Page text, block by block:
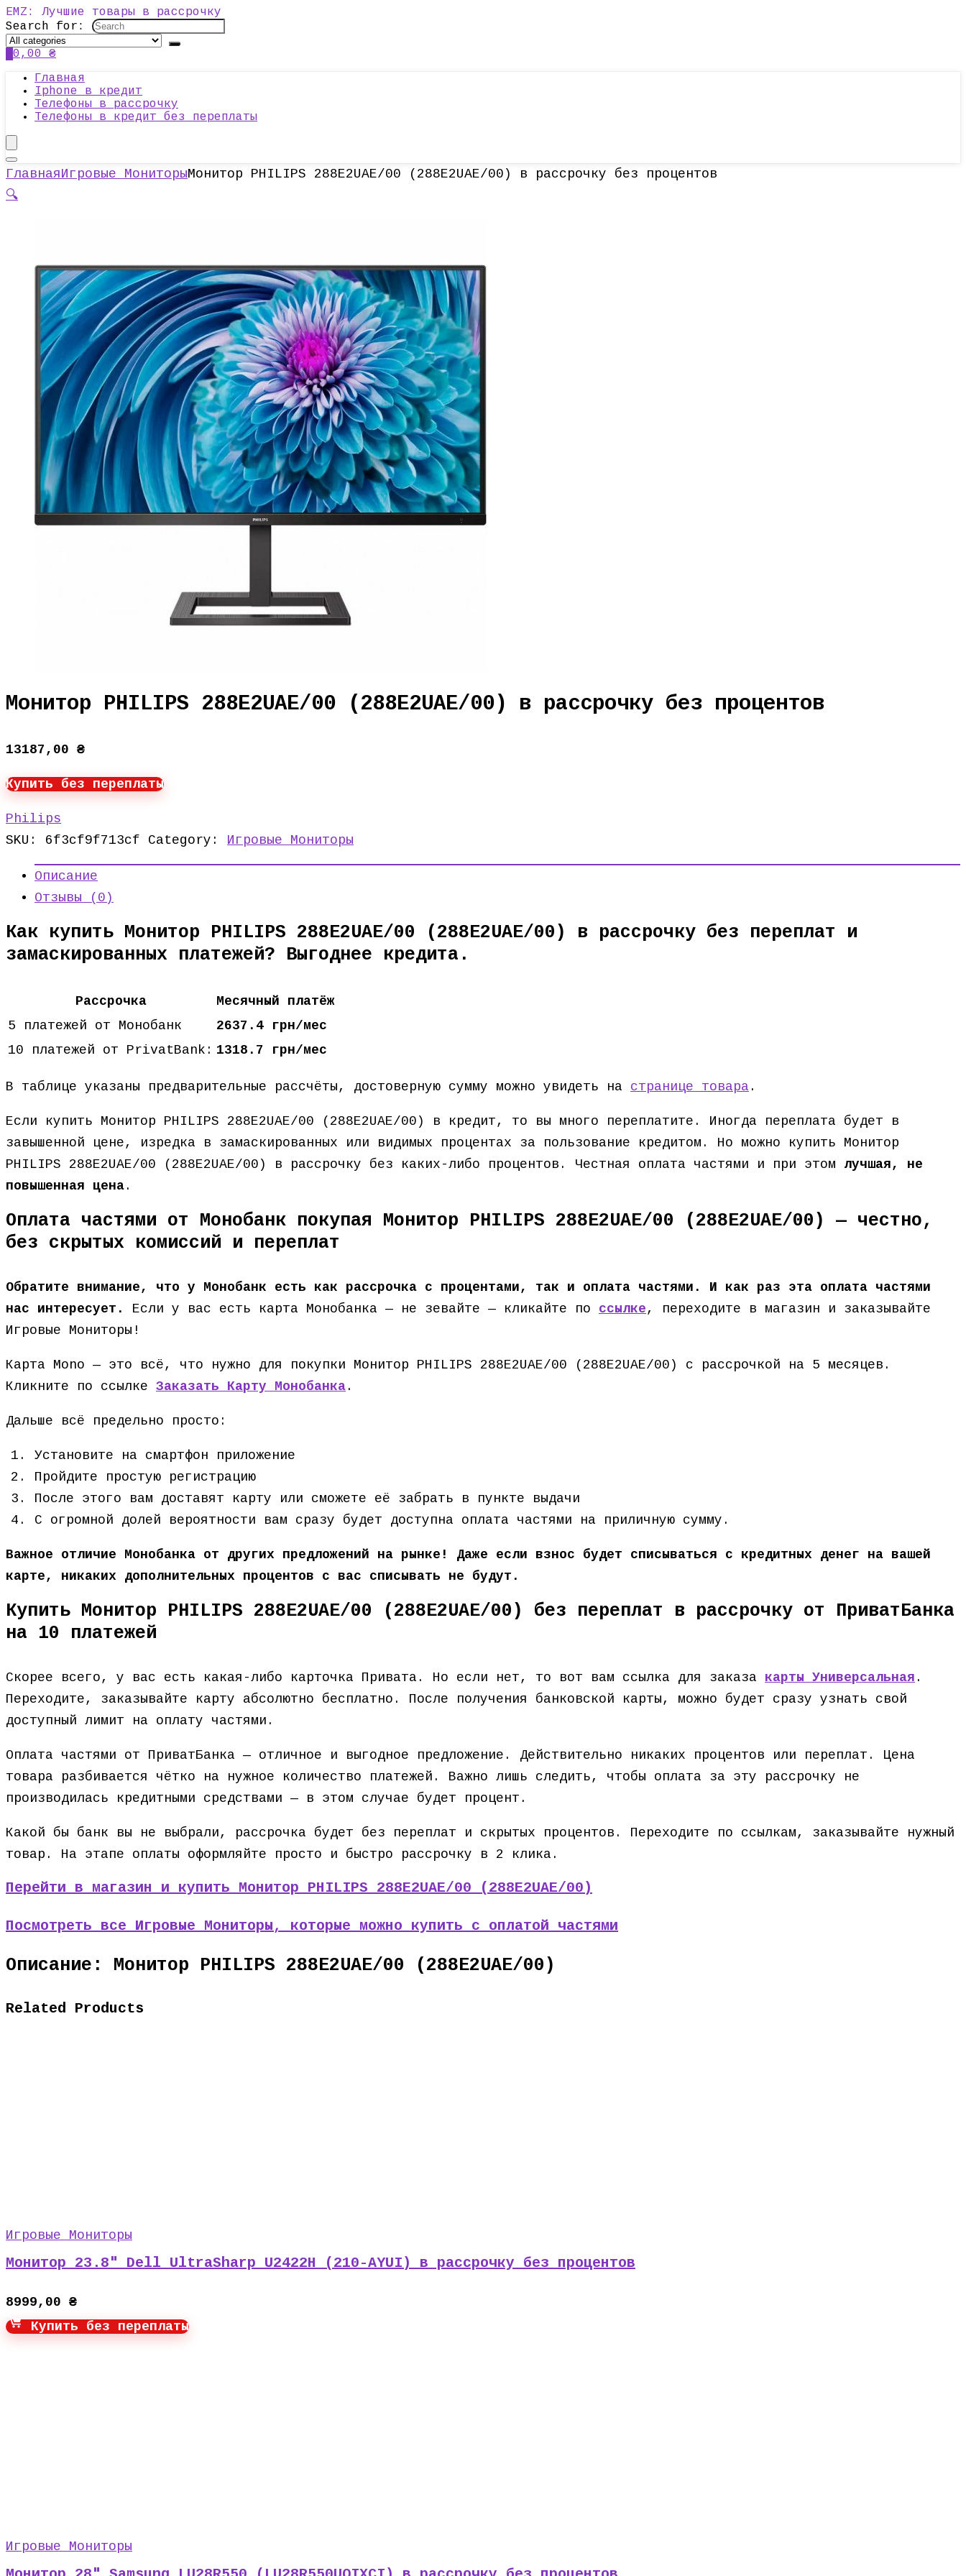
EMZ: Лучшие товары в рассрочку
Search for:
0,00 ₴
Главная
Iphone в кредит
Телефоны в рассрочку
Телефоны в кредит без переплаты
ГлавнаяИгровые МониторыМонитор PHILIPS 288E2UAE/00 (288E2UAE/00) в рассрочку без процентов
🔍
Монитор PHILIPS 288E2UAE/00 (288E2UAE/00) в рассрочку без процентов
13187,00 ₴
Купить без переплаты
Philips
SKU: 6f3cf9f713cf Category: Игровые Мониторы
Описание
Отзывы (0)
Как купить Монитор PHILIPS 288E2UAE/00 (288E2UAE/00) в рассрочку без переплат и
замаскированных платежей? Выгоднее кредита.
Рассрочка
Месячный платёж
5 платежей от Монобанк
2637.4 грн/мес
10 платежей от PrivatBank: 1318.7 грн/мес
В таблице указаны предварительные рассчёты, достоверную сумму можно увидеть на странице товара .
Если купить Монитор PHILIPS 288E2UAE/00 (288E2UAE/00) в кредит, то вы много переплатите. Иногда переплата будет в
завышенной цене, изредка в замаскированных или видимых процентах за пользование кредитом. Но можно купить Монитор
PHILIPS 288E2UAE/00 (288E2UAE/00) в рассрочку без каких-либо процентов. Честная оплата частями и при этом лучшая, не
повышенная цена .
Оплата частями от Монобанк покупая Монитор PHILIPS 288E2UAE/00 (288E2UAE/00) — честно,
без скрытых комиссий и переплат
Обратите внимание, что у Монобанк есть как рассрочка с процентами, так и оплата частями. И как раз эта оплата частями
нас интересует.
Если у вас есть карта Монобанка — не зевайте — кликайте по ссылке, переходите в магазин и заказывайте
Игровые Мониторы!
Карта Mono — это всё, что нужно для покупки Монитор PHILIPS 288E2UAE/00 (288E2UAE/00) с рассрочкой на 5 месяцев.
Кликните по ссылке Заказать Карту Монобанка .
Дальше всё предельно просто:
Установите на смартфон приложение
Пройдите простую регистрацию
После этого вам доставят карту или сможете её забрать в пункте выдачи
С огромной долей вероятности вам сразу будет доступна оплата частями на приличную сумму.
Важное отличие Монобанка от других предложений на рынке! Даже если взнос будет списываться с кредитных денег на вашей
карте, никаких дополнительных процентов с вас списывать не будут.
Купить Монитор PHILIPS 288E2UAE/00 (288E2UAE/00) без переплат в рассрочку от ПриватБанка
на 10 платежей
Скорее всего, у вас есть какая-либо карточка Привата. Но если нет, то вот вам ссылка для заказа карты Универсальная .
Переходите, заказывайте карту абсолютно бесплатно. После получения банковской карты, можно будет сразу узнать свой
доступный лимит на оплату частями.
Оплата частями от ПриватБанка — отличное и выгодное предложение. Действительно никаких процентов или переплат. Цена
товара разбивается чётко на нужное количество платежей. Важно лишь следить, чтобы оплата за эту рассрочку не
производилась кредитными средствами — в этом случае будет процент.
Какой бы банк вы не выбрали, рассрочка будет без переплат и скрытых процентов. Переходите по ссылкам, заказывайте нужный
товар. На этапе оплаты оформляйте просто и быстро рассрочку в 2 клика.
Перейти в магазин и купить Монитор PHILIPS 288E2UAE/00 (288E2UAE/00)
Посмотреть все Игровые Мониторы, которые можно купить с оплатой частями
Описание: Монитор PHILIPS 288E2UAE/00 (288E2UAE/00)
Related Products
Игровые Мониторы
Монитор 23.8″ Dell UltraSharp U2422H (210-AYUI) в рассрочку без процентов
8999,00 ₴
Купить без переплаты
Игровые Мониторы